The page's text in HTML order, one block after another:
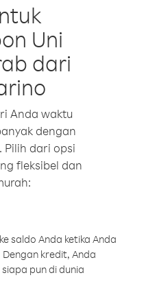
Uni
dari
Anda waktu
dengan
Pilih dari opsi
fleksibel dan
saldo Anda ketika Anda
kredit, Anda
pun di dunia